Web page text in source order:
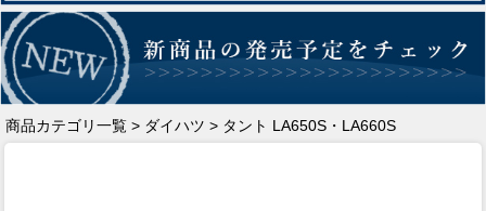
商品カテゴリ一覧 > ダイハツ > タント LA650S・LA660S